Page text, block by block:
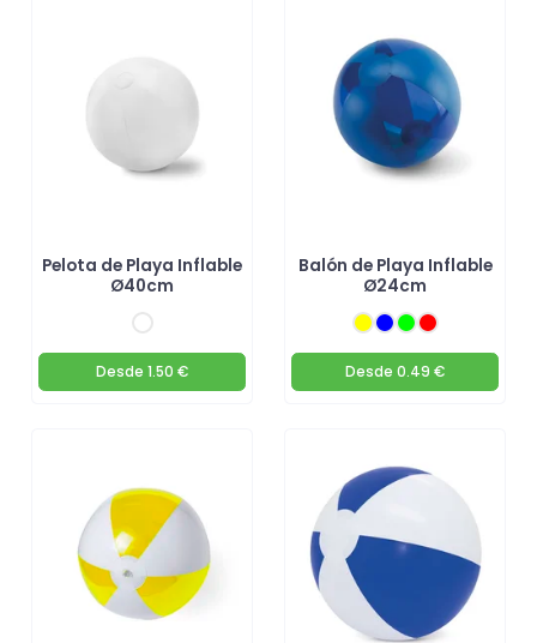
Pelota de Playa Inflable
Ø40cm
Desde 1.50 €
Balón de Playa Inflable
Ø24cm
Desde 0.49 €